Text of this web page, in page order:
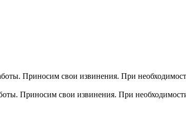
Приносим свои извинения. При
Приносим свои извинения. При